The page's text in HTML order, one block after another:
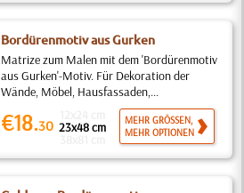
Bordürenmotiv aus Gurken
Matrize zum Malen mit dem 'Bordürenmotiv
aus Gurken'-Motiv. Für Dekoration der
Wände, Möbel, Hausfassaden,...
€18.30 23x48 cm
MEHR GRÖSSEN,
MEHR OPTIONEN